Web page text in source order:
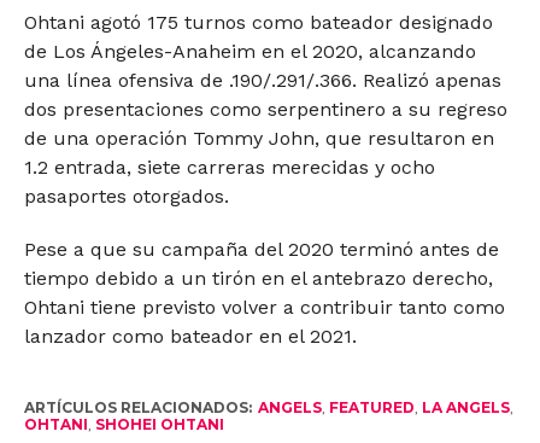
Ohtani agotó 175 turnos como bateador designado
de Los Ángeles-Anaheim en el 2020, alcanzando
una línea ofensiva de .190/.291/.366. Realizó apenas
dos presentaciones como serpentinero a su regreso
de una operación Tommy John, que resultaron en
1.2 entrada, siete carreras merecidas y ocho
pasaportes otorgados.
Pese a que su campaña del 2020 terminó antes de
tiempo debido a un tirón en el antebrazo derecho,
Ohtani tiene previsto volver a contribuir tanto como
lanzador como bateador en el 2021.
ARTÍCULOS RELACIONADOS: ANGELS, FEATURED LA ANGELS,
OHTANI SHOHEI OHTANI